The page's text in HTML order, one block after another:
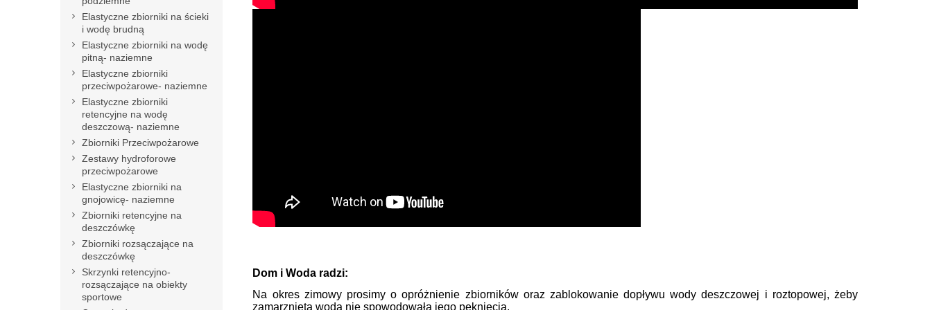
Dom i Woda radzi:
Na okres zimowy prosimy o opróżnienie zbiorników oraz zablokowanie dopływu wody deszczowej i roztopowej, żeby
zamarznięta woda nie spowodowała jego pęknięcia.
Elastyczne zbiorniki na ścieki
i wodę brudną
Elastyczne zbiorniki na wodę
pitną- naziemne
Elastyczne zbiorniki
przeciwpożarowe- naziemne
Elastyczne zbiorniki
retencyjne na wodę
deszczową- naziemne
Zbiorniki Przeciwpożarowe
Zestawy hydroforowe
przeciwpożarowe
Elastyczne zbiorniki na
gnojowicę- naziemne
Zbiorniki retencyjne na
deszczówkę
Zbiorniki rozsączające na
deszczówkę
Skrzynki retencyjno-
rozsączające na obiekty
sportowe